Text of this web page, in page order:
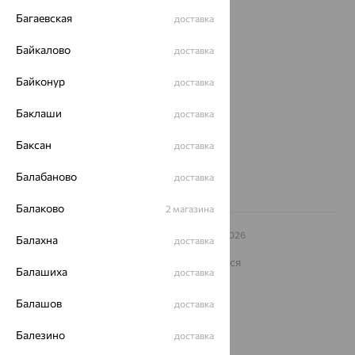
О нас
Магазины и доставка г. Липецк
еще 3
Другие города
Заказать звонок
© ООО «Ювелирный дом «Кристалл»,
– 2026
Архив акций
Карта сайта
На информационном ресурсе применяются
рекомендательные технологии
ОГРН 1044800168379
Политика конфеденциальности
Разработка сайта —
Багаевская доставка
Байкалово доставка
Байконур доставка
Баклаши доставка
Баксан доставка
Балабаново доставка
Балаково 2 магазина
Балахна доставка
Балашиха доставка
Балашов доставка
Балезино доставка